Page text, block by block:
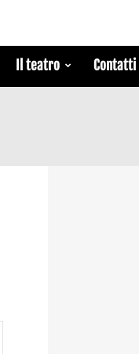
Il teatro Contatti